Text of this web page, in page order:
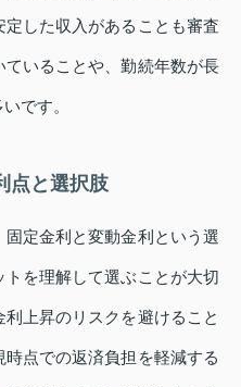
した収入があることも審査
いることや、勤続年数が長
です。
点と選択肢
定金利と変動金利という選
を理解して選ぶことが大切
上昇のリスクを避けること
点での返済負担を軽減する